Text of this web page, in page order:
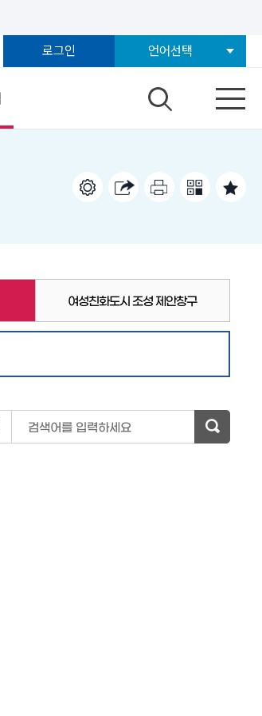
로그인 언어선택
여성친화도시 조성 제안창구
검색어를 입력하세요